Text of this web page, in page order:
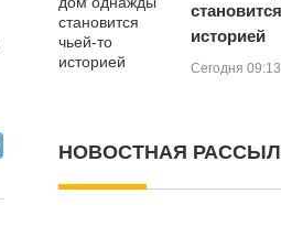
историей
Сегодня 09:13
НОВОСТНАЯ